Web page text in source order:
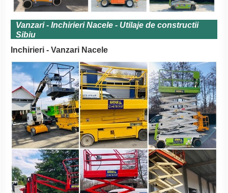
Vanzari - Inchirieri Nacele - Utilaje de constructii
Sibiu
Inchirieri - Vanzari Nacele